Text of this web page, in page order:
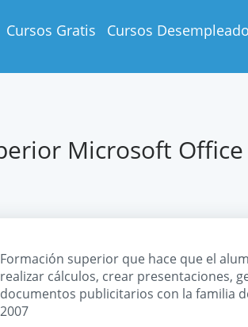
Cursos Gratis Cursos
Microsoft
Formación superior que hace que el
realizar cálculos, crear presentaciones,
documentos publicitarios con la familia
2007